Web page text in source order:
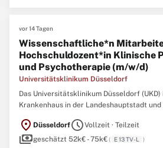
vor 14 Tagen
Wissenschaftliche*n
Hochschuldozent*in Klinische
und Psychotherapie (m/w/d)
Universitätsklinikum Düsseldorf
Das Universitätsklinikum Düsseldorf
Krankenhaus in der Landeshauptstadt
Mitarbeiter in UKD und Tochterfirmen
jährlich über 45.000 Patientinnen und
location_on DüsseldorfscheduleVollzeit · Teilzeit
paymentsgeschätzt 52k€ - 75k€( E 13 TV-L )